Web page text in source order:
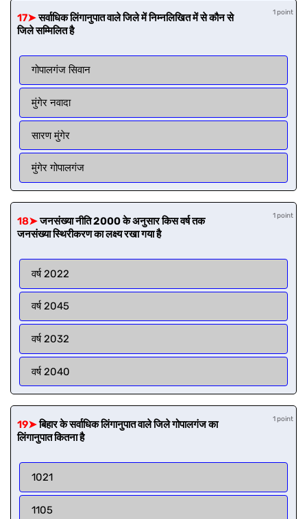
17➤सर्वाधिक लिंगानुपात वाले जिले में निम्नलिखित में से कौन से
जिले सम्मिलित है
1 point
गोपालगंज सिवान
मुंगेर नवादा
सारण मुंगेर
मुंगेर गोपालगंज
18➤जनसंख्या नीति 2000 के अनुसार किस वर्ष तक
जनसंख्या स्थिरीकरण का लक्ष्य रखा गया है
1 point
वर्ष 2022
वर्ष 2045
वर्ष 2032
वर्ष 2040
19➤बिहार के सर्वाधिक लिंगानुपात वाले जिले गोपालगंज का
लिंगानुपात कितना है
1 point
1021
1105